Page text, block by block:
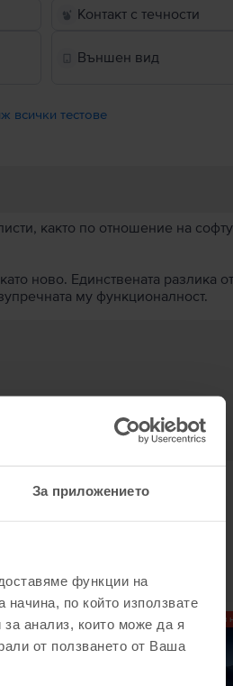
За приложението
функции на
по който използвате
анализ, които може да я
от ползването от Ваша
Контакт с течности
Външен вид
всички тестове
както по отношение на
ново. Единствената разлика
му функционалност.
- 136 € Последен в